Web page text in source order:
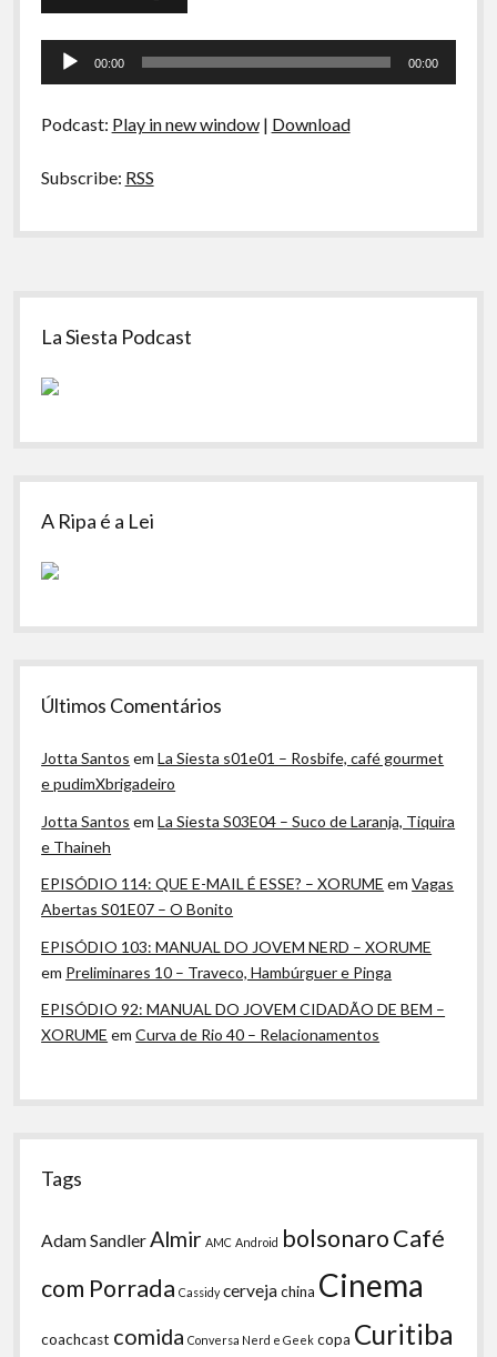
Tranqueira
Sem
4:
Tocador
00:00 00:00
Podcast: Play in new window| Download
Subscribe: RSS
Sidebar
La Siesta Podcast
A Ripa é a Lei
Últimos Comentários
Jotta Santos emLa Siesta s01e01 – Rosbife, café gourmet
e pudimXbrigadeiro
Jotta Santos emLa Siesta S03E04 – Suco de Laranja, Tiquira
e Thaineh
EPISÓDIO 114: QUE E-MAIL É ESSE? – XORUME emVagas
Abertas S01E07 – O Bonito
EPISÓDIO 103: MANUAL DO JOVEM NERD – XORUME
em Preliminares 10 – Traveco, Hambúrguer e Pinga
EPISÓDIO 92: MANUAL DO JOVEM CIDADÃO DE BEM –
XORUME emCurva de Rio 40 – Relacionamentos
Tags
Adam Sandler Almir AMC Android bolsonaroCafé
com Porrada Cassidy cervejachina Cinema
coachcast comida Conversa Nerd e Geek copa Curitiba